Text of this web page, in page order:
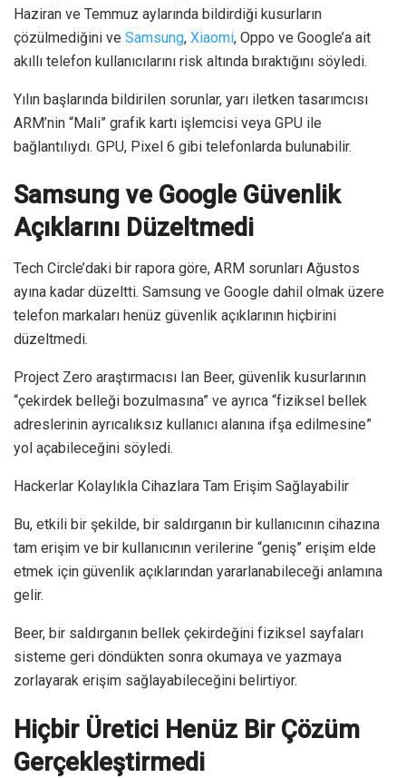
Haziran ve Temmuz aylarında bildirdiği kusurların
çözülmediğini ve Samsung, Xiaomi, Oppo ve Google’a ait
akıllı telefon kullanıcılarını risk altında bıraktığını söyledi.
Yılın başlarında bildirilen sorunlar, yarı iletken tasarımcısı
ARM’nin “Mali” grafik kartı işlemcisi veya GPU ile
bağlantılıydı. GPU, Pixel 6 gibi telefonlarda bulunabilir.
Samsung ve Google Güvenlik
Açıklarını Düzeltmedi
Tech Circle’daki bir rapora göre, ARM sorunları Ağustos
ayına kadar düzeltti. Samsung ve Google dahil olmak üzere
telefon markaları henüz güvenlik açıklarının hiçbirini
düzeltmedi.
Project Zero araştırmacısı Ian Beer, güvenlik kusurlarının
“çekirdek belleği bozulmasına” ve ayrıca “fiziksel bellek
adreslerinin ayrıcalıksız kullanıcı alanına ifşa edilmesine”
yol açabileceğini söyledi.
Hackerlar Kolaylıkla Cihazlara Tam Erişim Sağlayabilir
Bu, etkili bir şekilde, bir saldırganın bir kullanıcının cihazına
tam erişim ve bir kullanıcının verilerine “geniş” erişim elde
etmek için güvenlik açıklarından yararlanabileceği anlamına
gelir.
Beer, bir saldırganın bellek çekirdeğini fiziksel sayfaları
sisteme geri döndükten sonra okumaya ve yazmaya
zorlayarak erişim sağlayabileceğini belirtiyor.
Hiçbir Üretici Henüz Bir Çözüm
Gerçekleştirmedi